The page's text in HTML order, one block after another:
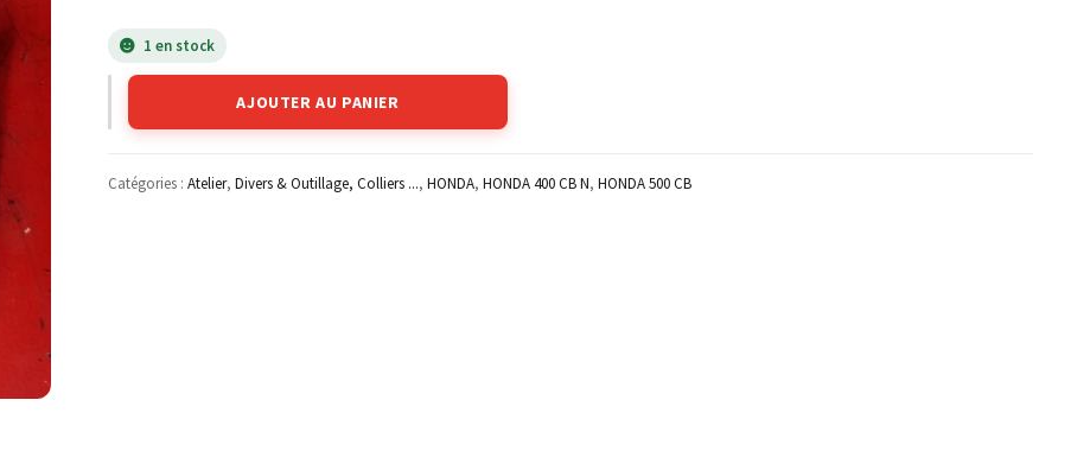
1 en stock
AJOUTER AU PANIER
Catégories : Atelier, Divers & Outillage, Colliers ..., HONDA, HONDA 400 CB N, HONDA 500 CB